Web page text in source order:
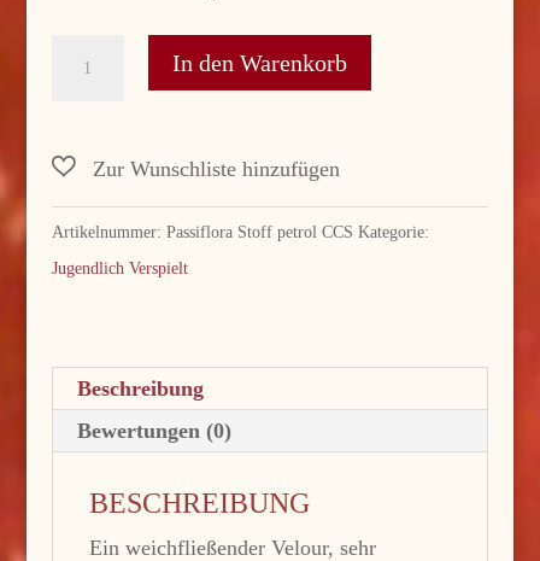
petrol
Clarke
&
In den Warenkorb
Artikelnummer: Passiflora Stoff petrol CCS Kategorie:
Jugendlich Verspielt
Beschreibung
Bewertungen (0)
BESCHREIBUNG
Ein weichfließender Velour, sehr